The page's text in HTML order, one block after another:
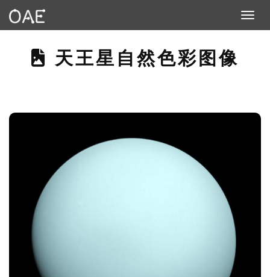
Toggle
THIS PAGE
天王星自然色彩图像